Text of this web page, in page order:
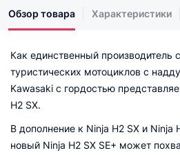
Обзор товара Характеристики
Как единственный производитель
туристических мотоциклов с
Kawasaki с гордостью
H2 SX.
В дополнение к Ninja H2 SX и Ninja
новый Ninja H2 SX SE+ может